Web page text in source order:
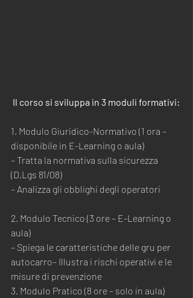
Il corso si sviluppa in 3 moduli formativi:
1. Modulo Giuridico-Normativo (1 ora –
disponibile in E-Learning o aula)
– Tratta la normativa sulla sicurezza
(D.Lgs 81/08)
– Analizza gli obblighi degli operatori
2. Modulo Tecnico (3 ore – E-Learning o
aula)
– Spiega le caratteristiche delle gru per
autocarro– Illustra i rischi operativi e le
misure di prevenzione
3. Modulo Pratico (8 ore – solo in aula)